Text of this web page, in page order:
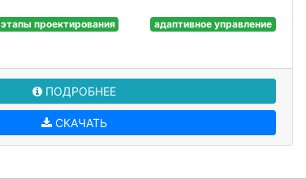
этапы проектирования
адаптивное управление
ПОДРОБНЕЕ
СКАЧАТЬ